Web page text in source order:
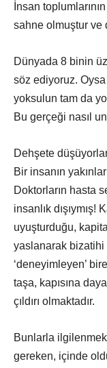
İnsan
sahne olmuştur ve
Dünyada 8 binin
söz ediyoruz.
yoksulun tam da
Bu gerçeği nasıl
Dehşete
Bir insanın
Doktorların hasta
insanlık dışıymış!
uyuşturduğu,
yaslanarak bizatihi
‘deneyimleyen’
taşa, kapısına
çıldırı olmaktadır.
Bunlarla
gereken, içinde